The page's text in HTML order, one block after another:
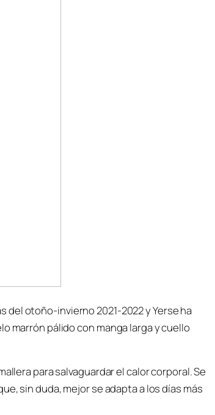
otoño-invierno 2021-2022 y Yerse ha
marrón pálido con manga larga y cuello
para salvaguardar el calor corporal. Se
sin duda, mejor se adapta a los días más